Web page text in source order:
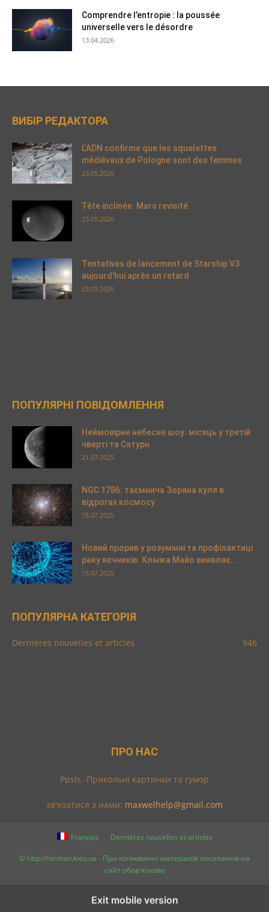
Comprendre l’entropie : la poussée
universelle vers le désordre
13.04.2026
ВИБІР РЕДАКТОРА
L’ADN confirme que les squelettes
médiévaux de Pologne sont des femmes
23.05.2026
Tête inclinée. Mars revisité.
23.05.2026
Tentatives de lancement de Starship V3
aujourd’hui après un retard
23.05.2026
ПОПУЛЯРНІ ПОВІДОМЛЕННЯ
Неймовірне небесне шоу: місяць у третій
чверті та Сатурн
21.07.2025
NGC 1786: таємнича Зоряна куля в
відрогах космосу
15.07.2025
Новий прорив у розумінні та профілактиці
раку яєчників: Клініка Майо виявляє...
15.07.2025
ПОПУЛЯРНА КАТЕГОРІЯ
Dernières nouvelles et articles 946
ПРО НАС
Ppsls -Прикольні картинки та гумор
зв'язатися з нами: maxwelhelp@gmail.com
Français Dernières nouvelles et articles
© http://farman.kiev.ua - При копіюванні матеріалів посилання на
сайт обов'язкове
Exit mobile version